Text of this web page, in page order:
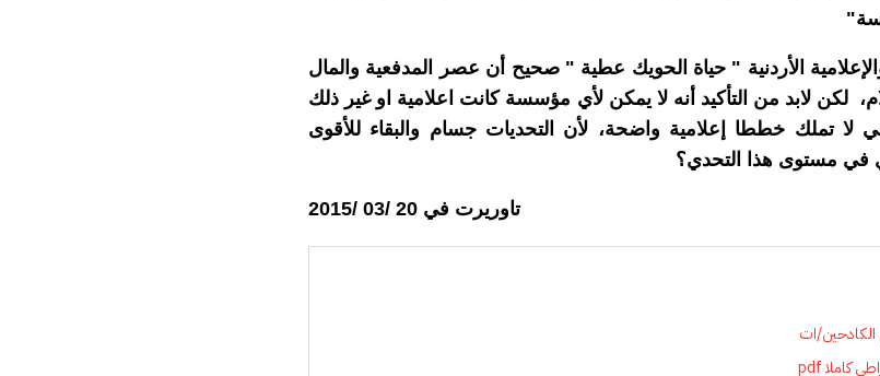
الأردنية " حياة الحويك عطية " صحيح أن عصر المدفعية والمال
لكن لابد من التأكيد أنه لا يمكن لأي مؤسسة كانت اعلامية او غير ذلك
تملك خططا إعلامية واضحة، لأن التحديات جسام والبقاء للأقوى
في مستوى هذا التحدي؟
تاوريرت في 20 /03 /2015
ات